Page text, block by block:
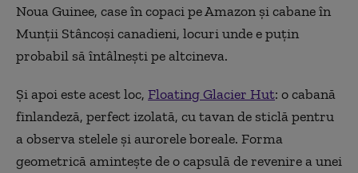
Noua Guinee, case în copaci pe Amazon și cabane în
Munții Stâncoși canadieni, locuri unde e puțin
probabil să întâlnești pe altcineva.
Și apoi este acest loc, Floating Glacier Hut: o cabană
finlandeză, perfect izolată, cu tavan de sticlă pentru
a observa stelele și aurorele boreale. Forma
geometrică amintește de o capsulă de revenire a unei